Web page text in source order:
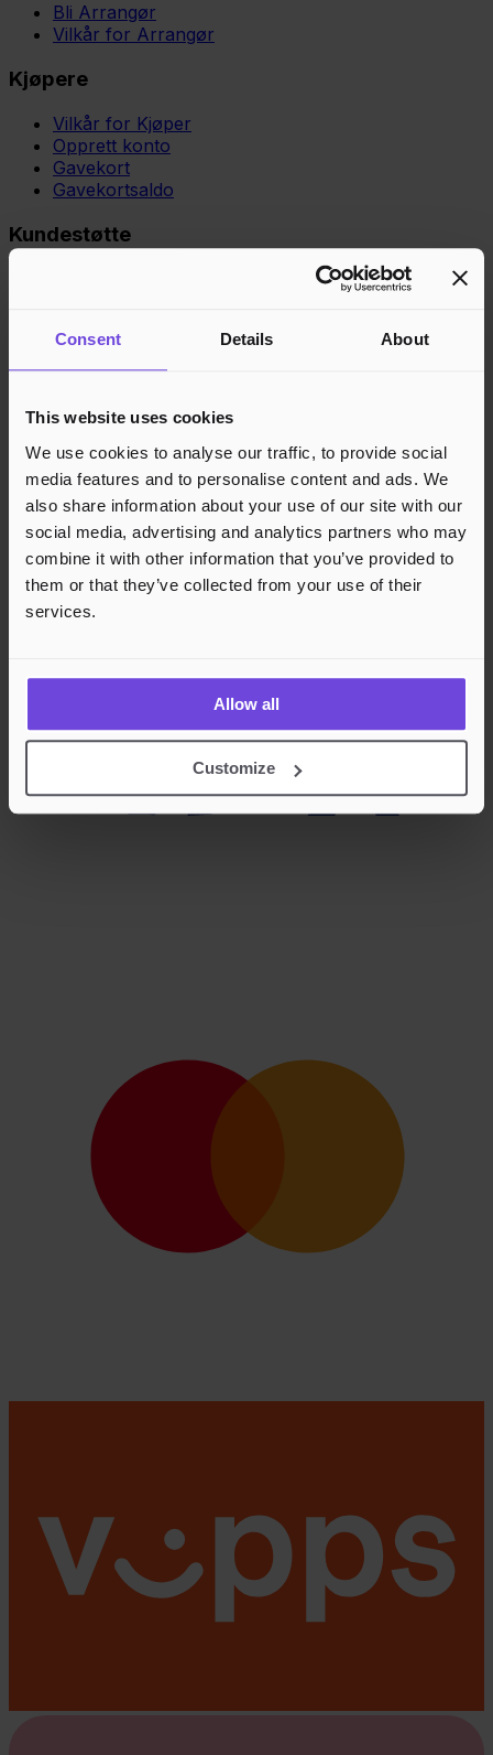
Consent Details About
This website uses cookies
We use cookies to analyse our traffic, to provide social
media features and to personalise content and ads. We
also share information about your use of our site with our
social media, advertising and analytics partners who may
combine it with other information that you’ve provided to
them or that they’ve collected from your use of their
services.
Allow all
Customize
Bli Arrangør
Vilkår for Arrangør
Kjøpere
Vilkår for Kjøper
Opprett konto
Gavekort
Gavekortsaldo
Kundestøtte
Juridisk
Cookies
Region Norge Danmark Sverige Tyskland Global
Språk Norsk English Dansk Svenska Deutsch Français
Godkjente betalingsmetoder
Rask og sikker betalingsbehandling